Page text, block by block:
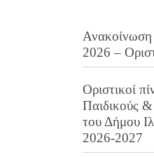
Ανακοίνωση
2026 –
Οριστικοί
Παιδικούς
του Δήμου
2026-2027